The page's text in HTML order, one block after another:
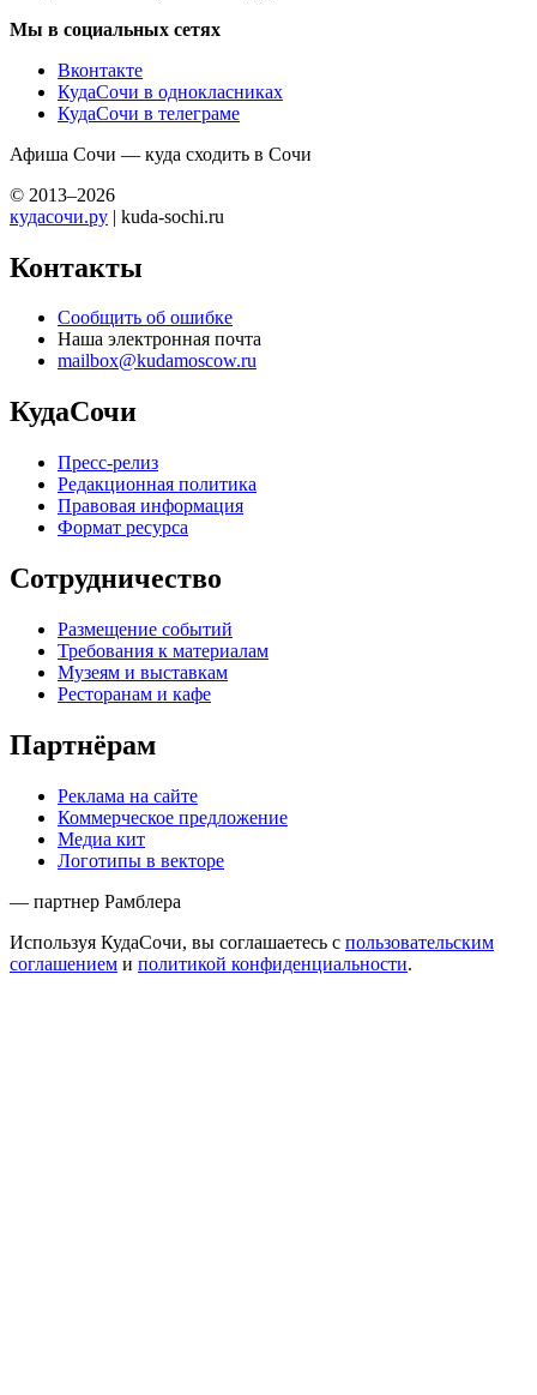
Мы в социальных сетях
Вконтакте
КудаСочи в однокласниках
КудаСочи в телеграме
Афиша Сочи — куда сходить в Сочи
© 2013–2026
кудасочи.ру | kuda-sochi.ru
Контакты
Сообщить об ошибке
Наша электронная почта
mailbox@kudamoscow.ru
КудаСочи
Пресс-релиз
Редакционная политика
Правовая информация
Формат ресурса
Сотрудничество
Размещение событий
Требования к материалам
Музеям и выставкам
Ресторанам и кафе
Партнёрам
Реклама на сайте
Коммерческое предложение
Медиа кит
Логотипы в векторе
— партнер Рамблера
Используя КудаСочи, вы соглашаетесь с пользовательским
соглашением и политикой конфиденциальности.